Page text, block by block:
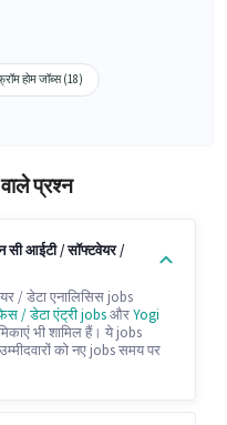
होम जॉब्स (18)
प्रश्न
आईटी / सॉफ्टवेयर /
/ डेटा एनालिसिस jobs
/ डेटा एंट्री jobsऔरYogi
भी शामिल हैं। ये jobs
को नए jobs समय पर